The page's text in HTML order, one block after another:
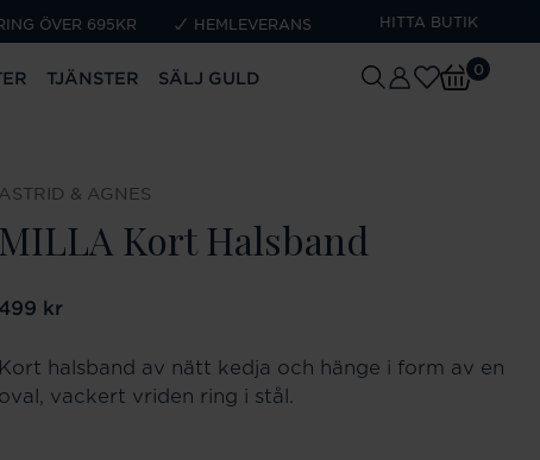
ÖVER 695KR HEMLEVERANS HITTA BUTIK
TJÄNSTER SÄLJ GULD 0
ASTRID & AGNES
MILLA Kort Halsband
Pris:499 kr
499 kr
Kort halsband av nätt kedja och hänge i form av en
oval, vackert vriden ring i stål.